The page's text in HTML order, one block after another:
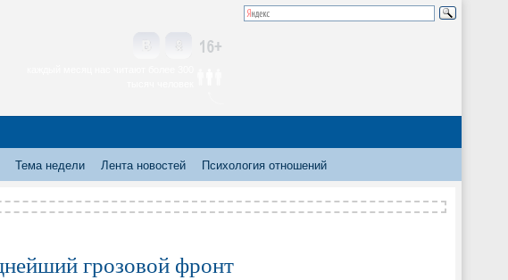
Тема недели Лента новостей Психология отношений
грозовой фронт